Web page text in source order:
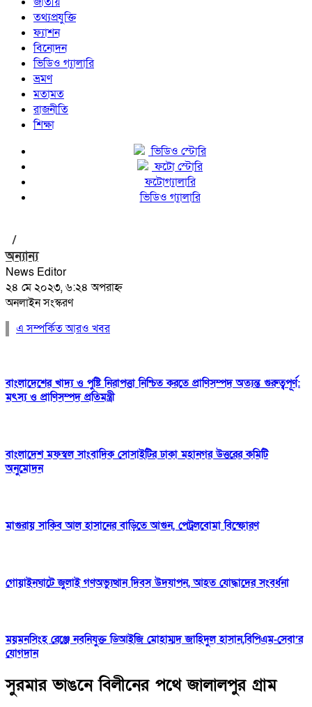
তথ্যপ্রযুক্তি
ফ্যাশন
বিনোদন
ভিডিও গ্যালারি
ভ্রমণ
মতামত
রাজনীতি
শিক্ষা
ভিডিও স্টোরি
ফটো স্টোরি
ফটোগ্যালারি
ভিডিও গ্যালারি
/
অন্যান্য
News Editor
২৪ মে ২০২৩, ৬:২৪ অপরাহ্ন
অনলাইন সংস্করণ
এ সম্পর্কিত আরও খবর
বাংলাদেশের খাদ্য ও পুষ্টি নিরাপত্তা নিশ্চিত করতে প্রাণিসম্পদ অত্যন্ত গুরুত্বপূর্ণ:
মৎস্য ও প্রাণিসম্পদ প্রতিমন্ত্রী
বাংলাদেশ মফস্বল সাংবাদিক সোসাইটির ঢাকা মহানগর উত্তরের কমিটি
অনুমোদন
মাগুরায় সাকিব আল হাসানের বাড়িতে আগুন, পেট্রলবোমা বিস্ফোরণ
গোয়াইনঘাটে জুলাই গণঅভ্যুত্থান দিবস উদযাপন, আহত যোদ্ধাদের সংবর্ধনা
ময়মনসিংহ রেঞ্জে নবনিযুক্ত ডিআইজি মোহাম্মদ জাহিদুল হাসান,বিপিএম-সেবা’র
যোগদান
সুরমার ভাঙনে বিলীনের পথে জালালপুর গ্রাম